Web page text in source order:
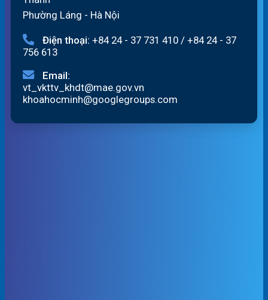
Phường Láng - Hà Nội
Điện thoại: +84 24 - 37 731 410 / +84 24 - 37
756 613
Email:
vt_vkttv_khdt@mae.gov.vn
khoahocminh@googlegroups.com